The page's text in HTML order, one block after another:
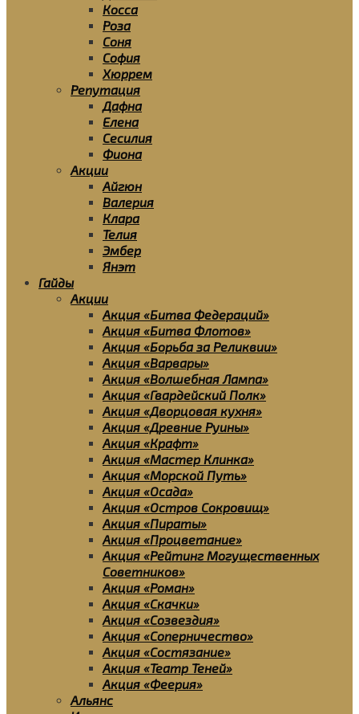
Косса
Роза
Соня
София
Хюррем
Репутация
Дафна
Елена
Сесилия
Фиона
Акции
Айгюн
Валерия
Клара
Телия
Эмбер
Янэт
Гайды
Акции
Акция «Битва Федераций»
Акция «Битва Флотов»
Акция «Борьба за Реликвии»
Акция «Варвары»
Акция «Волшебная Лампа»
Акция «Гвардейский Полк»
Акция «Дворцовая кухня»
Акция «Древние Руины»
Акция «Крафт»
Акция «Мастер Клинка»
Акция «Морской Путь»
Акция «Осада»
Акция «Остров Сокровищ»
Акция «Пираты»
Акция «Процветание»
Акция «Рейтинг Могущественных
Советников»
Акция «Роман»
Акция «Скачки»
Акция «Созвездия»
Акция «Соперничество»
Акция «Состязание»
Акция «Театр Теней»
Акция «Феерия»
Альянс